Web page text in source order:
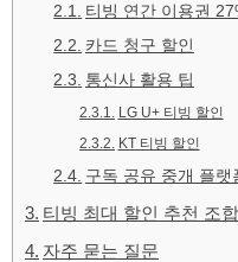
티빙 연간 이용권
카드 청구 할인
통신사 활용 팁
LG U+ 티빙 할인
KT 티빙 할인
구독 공유 중개 플랫
티빙 최대 할인 추천 조합
자주 묻는 질문